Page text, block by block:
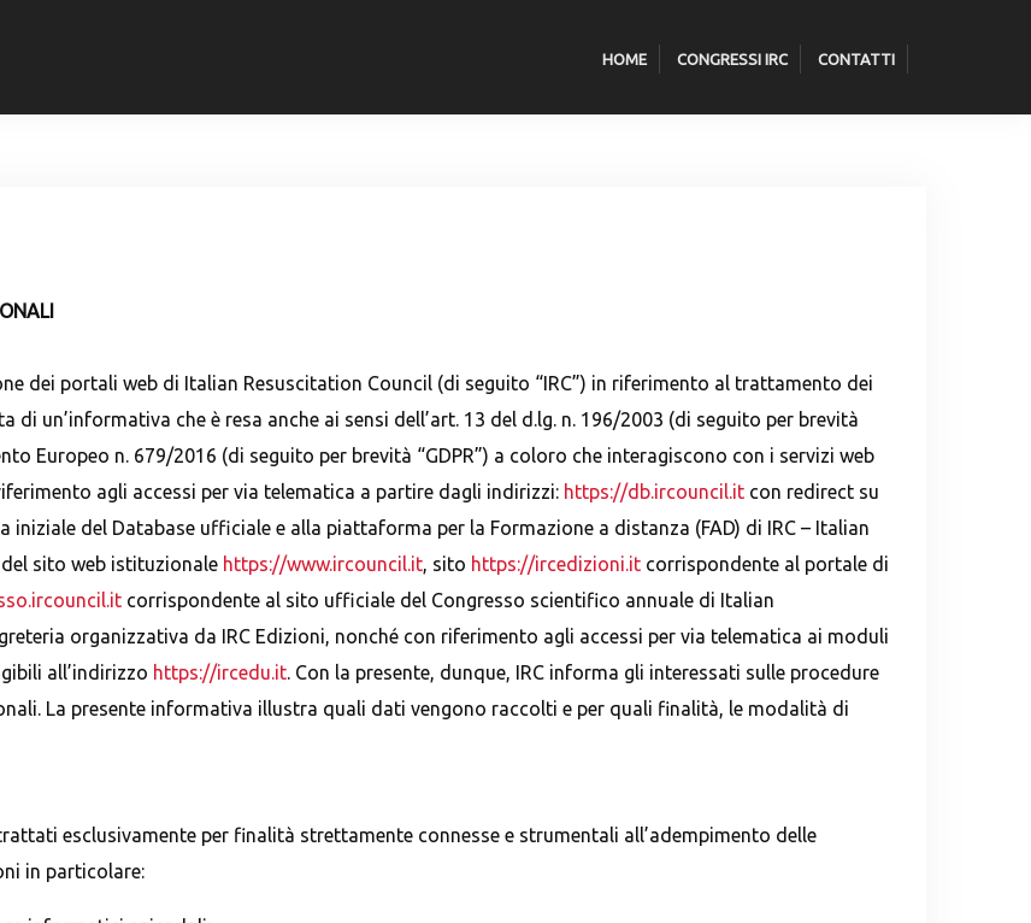
HOME CONGRESSI IRC CONTATTI
dei portali web di Italian Resuscitation Council (di seguito “IRC”) in riferimento al trattamento dei
un’informativa che è resa anche ai sensi dell’art. 13 del d.lg. n. 196/2003 (di seguito per brevità
Europeo n. 679/2016 (di seguito per brevità “GDPR”) a coloro che interagiscono con i servizi web
agli accessi per via telematica a partire dagli indirizzi: https://db.ircouncil.it con redirect su
iniziale del Database ufficiale e alla piattaforma per la Formazione a distanza (FAD) di IRC – Italian
sito web istituzionale https://www.ircouncil.it, sito https://ircedizioni.it corrispondente al portale di
corrispondente al sito ufficiale del Congresso scientifico annuale di Italian
organizzativa da IRC Edizioni, nonché con riferimento agli accessi per via telematica ai moduli
all’indirizzo https://ircedu.it. Con la presente, dunque, IRC informa gli interessati sulle procedure
La presente informativa illustra quali dati vengono raccolti e per quali finalità, le modalità di
esclusivamente per finalità strettamente connesse e strumentali all’adempimento delle
in particolare: